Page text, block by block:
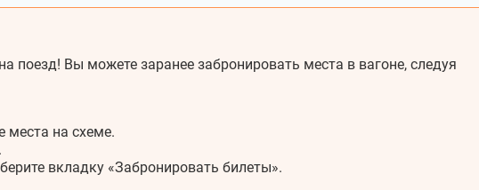
поезд! Вы можете заранее забронировать места в вагоне, следуя
места на схеме.
вкладку «Забронировать билеты».